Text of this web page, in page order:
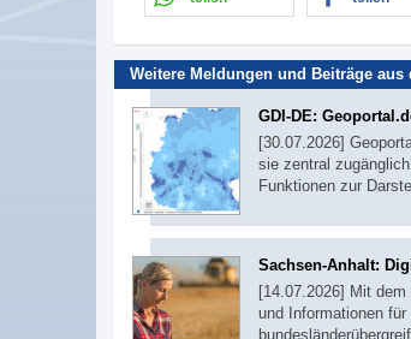
Weitere Meldungen und Beiträge aus
GDI-DE:
[30.07.2026]
sie zentral
Funktionen zur
Sachsen-Anhalt:
[14.07.2026] Mit
und Informationen